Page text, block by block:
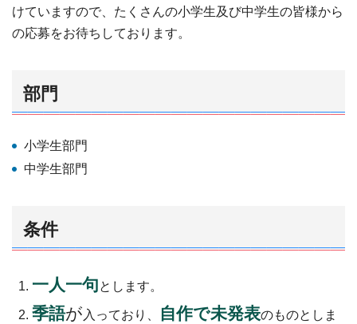
けていますので、たくさんの小学生及び中学生の皆様から
の応募をお待ちしております。
部門
小学生部門
中学生部門
条件
一人一句とします。
季語が 入っており、 自作で未発表のものとしま